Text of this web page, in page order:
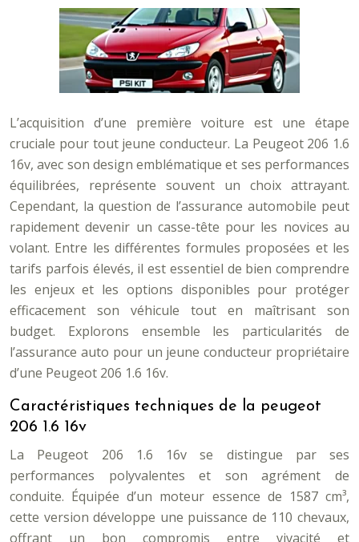
L’acquisition d’une première voiture est une étape
cruciale pour tout jeune conducteur. La Peugeot 206 1.6
16v, avec son design emblématique et ses performances
équilibrées, représente souvent un choix attrayant.
Cependant, la question de l’assurance automobile peut
rapidement devenir un casse-tête pour les novices au
volant. Entre les différentes formules proposées et les
tarifs parfois élevés, il est essentiel de bien comprendre
les enjeux et les options disponibles pour protéger
efficacement son véhicule tout en maîtrisant son
budget. Explorons ensemble les particularités de
l’assurance auto pour un jeune conducteur propriétaire
d’une Peugeot 206 1.6 16v.
Caractéristiques techniques de la peugeot
206 1.6 16v
La Peugeot 206 1.6 16v se distingue par ses
performances polyvalentes et son agrément de
conduite. Équipée d’un moteur essence de 1587 cm³,
cette version développe une puissance de 110 chevaux,
offrant un bon compromis entre vivacité et